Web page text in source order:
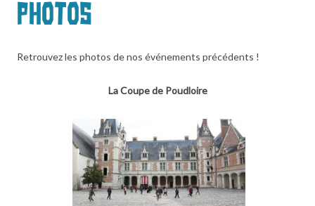
Photos
Retrouvez les photos de nos événements précédents !
La Coupe de Poudloire